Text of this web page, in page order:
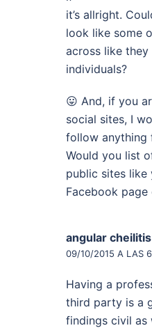
it’s allright.
look like some
across like
individuals?
😛 And, if you
social sites, I
follow anything
Would you list
public sites like
Facebook
angular
09/10/2015 A LAS
Having a
third party is a
findings civil as